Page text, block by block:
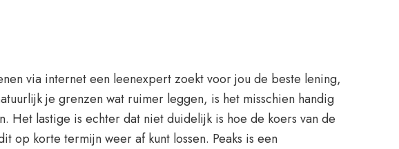
via internet een leenexpert zoekt voor jou de beste lening,
je grenzen wat ruimer leggen, is het misschien handig
Het lastige is echter dat niet duidelijk is hoe de koers van de
op korte termijn weer af kunt lossen. Peaks is een